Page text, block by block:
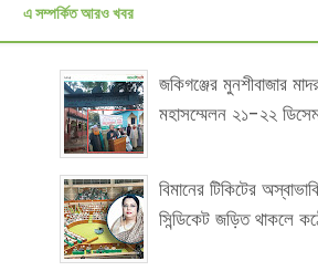
এ সম্পর্কিত আরও খবর
জকিগঞ্জের মুনশীবাজার
মহাসম্মেলন ২১-২২
বিমানের টিকিটের
সিন্ডিকেট জড়িত থাকলে